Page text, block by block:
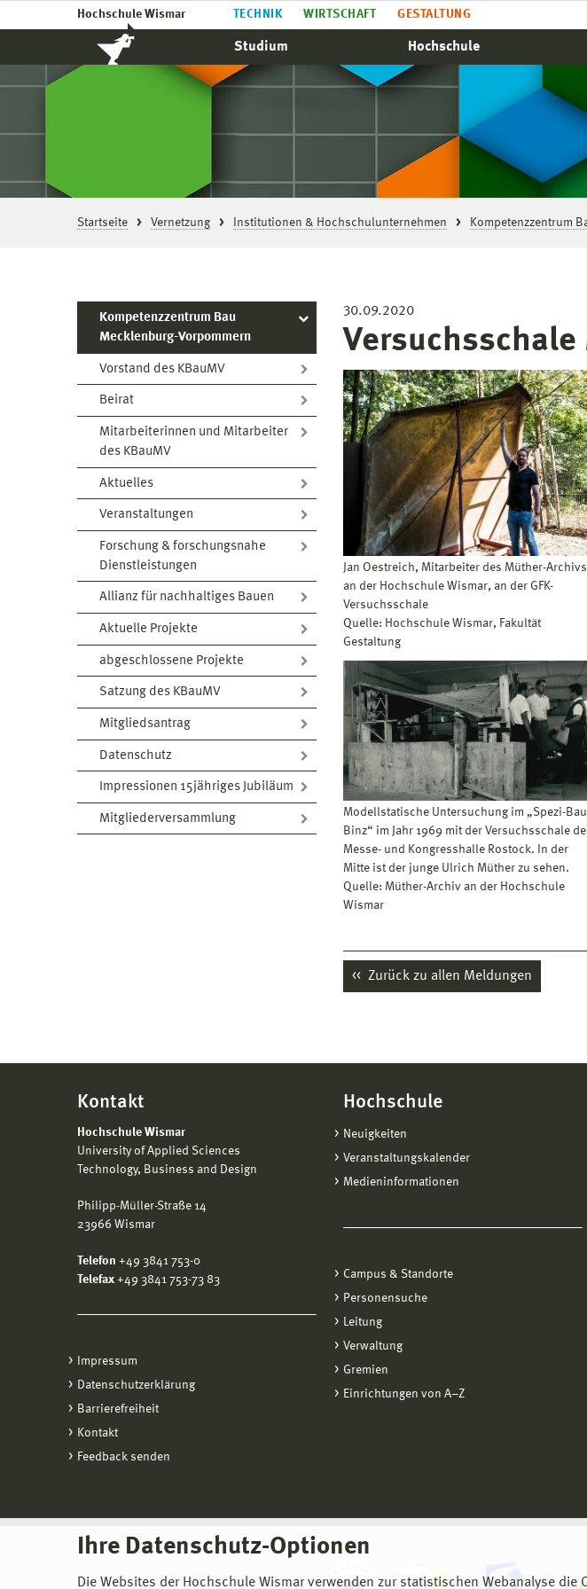
Hochschule Wismar TECHNIK WIRTSCHAFT GESTALTUNG
Studium Hochschule
Startseite Vernetzung Institutionen & Hochschulunternehmen Kompetenzzentrum
Kompetenzzentrum Bau
Mecklenburg-Vorpommern
Vorstand des KBauMV
Beirat
Mitarbeiterinnen und Mitarbeiter
des KBauMV
Aktuelles
Veranstaltungen
Forschung & forschungsnahe
Dienstleistungen
Allianz für nachhaltiges Bauen
Aktuelle Projekte
abgeschlossene Projekte
Satzung des KBauMV
Mitgliedsantrag
Datenschutz
Impressionen 15jähriges Jubiläum
Mitgliederversammlung
Ihre Datenschutz-Optionen
Die Websites der Hochschule Wismar verwenden zur statistischen Webanalyse die
30.09.2020
Jan Oestreich, Mitarbeiter des Müther-Archivs
an der Hochschule Wismar, an der GFK-
Versuchsschale
Quelle: Hochschule Wismar, Fakultät
Gestaltung
Modellstatische Untersuchung im „Spezi-Bau
Binz“ im Jahr 1969 mit der Versuchsschale
Messe- und Kongresshalle Rostock. In der
Mitte ist der junge Ulrich Müther zu sehen.
Quelle: Müther-Archiv an der Hochschule
Wismar
Zurück zu allen Meldungen
Kontakt
Hochschule Wismar
University of Applied Sciences
Technology, Business and Design
Philipp-Müller-Straße 14
23966 Wismar
Telefon +49 3841 753-0
Telefax +49 3841 753-73 83
Impressum
Datenschutzerklärung
Barrierefreiheit
Kontakt
Feedback senden
Hochschule
Neuigkeiten
Veranstaltungskalender
Medieninformationen
Campus & Standorte
Personensuche
Leitung
Verwaltung
Gremien
Einrichtungen von A−Z